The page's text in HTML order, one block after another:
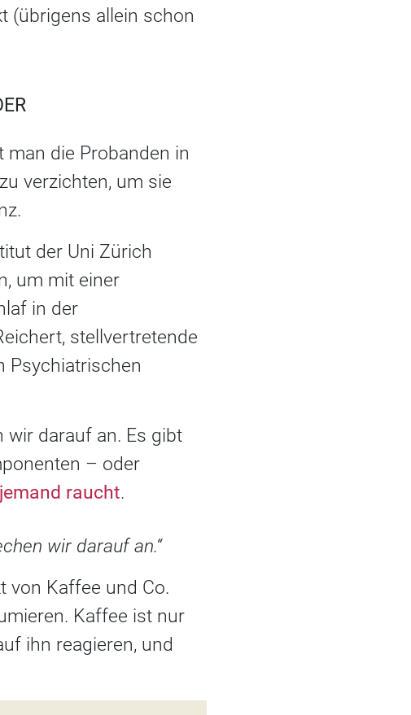
(übrigens allein schon
die Probanden in
verzichten, um sie
der Uni Zürich
um mit einer
in der
stellvertretende
Psychiatrischen
darauf an. Es gibt
– oder
raucht.
wir darauf an.“
von Kaffee und Co.
Kaffee ist nur
ihn reagieren, und